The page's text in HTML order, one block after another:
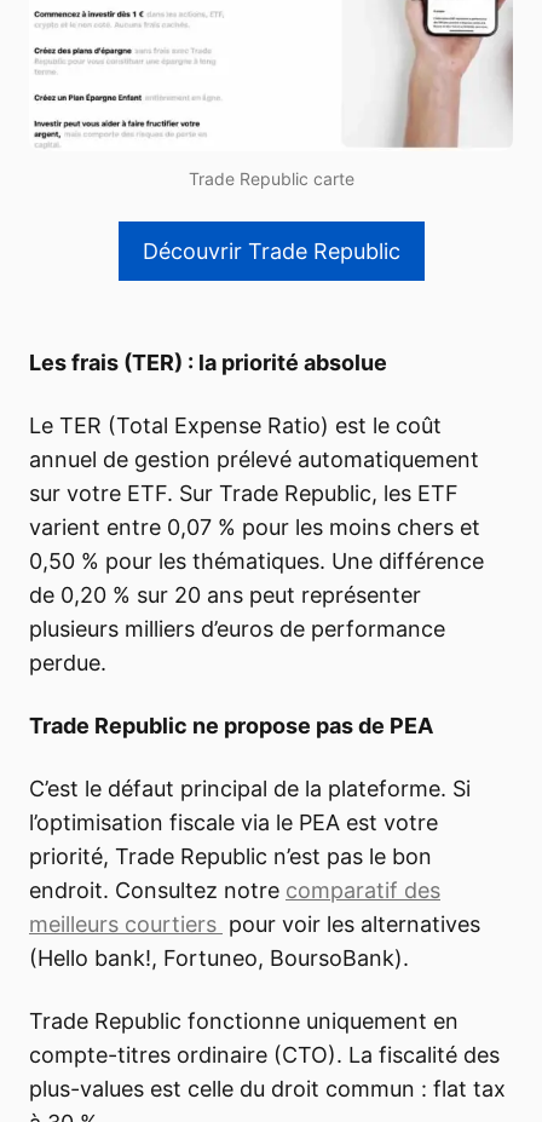
Trade Republic carte
Découvrir Trade Republic
Les frais (TER) : la priorité absolue
Le TER (Total Expense Ratio) est le coût
annuel de gestion prélevé automatiquement
sur votre ETF. Sur Trade Republic, les ETF
varient entre 0,07 % pour les moins chers et
0,50 % pour les thématiques. Une différence
de 0,20 % sur 20 ans peut représenter
plusieurs milliers d’euros de performance
perdue.
Trade Republic ne propose pas de PEA
C’est le défaut principal de la plateforme. Si
l’optimisation fiscale via le PEA est votre
priorité, Trade Republic n’est pas le bon
endroit. Consultez notre comparatif des
meilleurs courtiers pour voir les alternatives
(Hello bank!, Fortuneo, BoursoBank).
Trade Republic fonctionne uniquement en
compte-titres ordinaire (CTO). La fiscalité des
plus-values est celle du droit commun : flat tax